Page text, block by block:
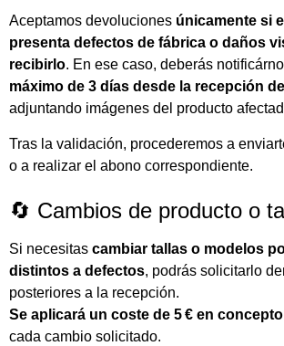
Aceptamos devoluciones únicamente si
presenta defectos de fábrica o daños
recibirlo. En ese caso, deberás
máximo de 3 días desde la recepción
adjuntando imágenes del producto
Tras la validación, procederemos a
o a realizar el abono correspondiente.
🔄 Cambios de producto o
Si necesitas cambiar tallas o modelos
distintos a defectos, podrás solicitarlo
posteriores a la recepción.
Se aplicará un coste de 5 € en
cada cambio solicitado.